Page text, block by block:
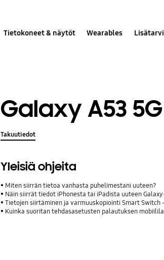
Tietokoneet & näytöt Wearables
Galaxy A53 5G
Takuutiedot
Yleisiä ohjeita
Miten siirrän tietoa vanhasta puhelimestani uuteen?
Näin siirrät tiedot iPhonesta tai iPadista uuteen
Tietojen siirtäminen ja varmuuskopiointi Smart
Kuinka suoritan tehdasasetusten palautuksen